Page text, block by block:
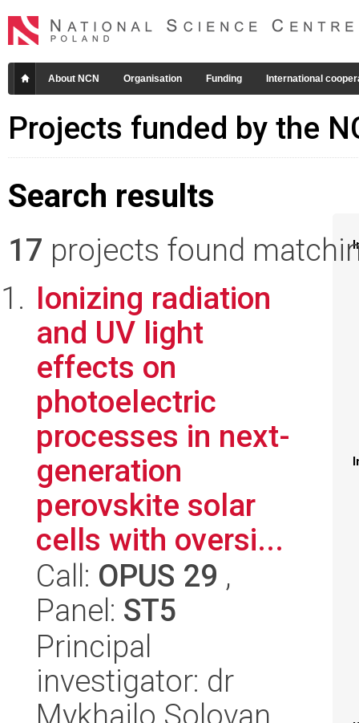
About NCN Organisation Funding International
Projects funded by the
Search results
17 projects found
Ionizing radiation
and UV light
effects on
photoelectric
processes in next-
generation
perovskite solar
cells with oversi...
Call: OPUS 29 ,
Panel: ST5
Principal
investigator: dr
Mykhailo Solovan